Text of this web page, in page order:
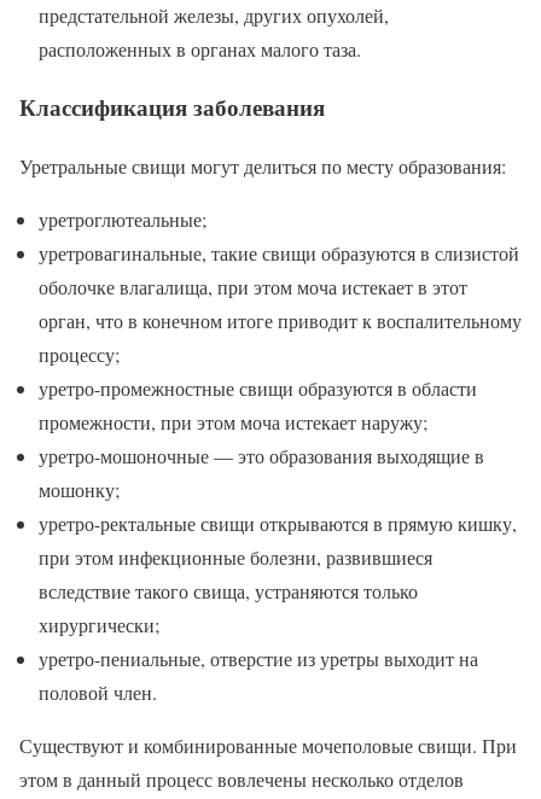
предстательной железы, других опухолей,
расположенных в органах малого таза.
Классификация заболевания
Уретральные свищи могут делиться по месту образования:
уретроглютеальные;
уретровагинальные, такие свищи образуются в слизистой
оболочке влагалища, при этом моча истекает в этот
орган, что в конечном итоге приводит к воспалительному
процессу;
уретро-промежностные свищи образуются в области
промежности, при этом моча истекает наружу;
уретро-мошоночные — это образования выходящие в
мошонку;
уретро-ректальные свищи открываются в прямую кишку,
при этом инфекционные болезни, развившиеся
вследствие такого свища, устраняются только
хирургически;
уретро-пениальные, отверстие из уретры выходит на
половой член.
Существуют и комбинированные мочеполовые свищи. При
этом в данный процесс вовлечены несколько отделов